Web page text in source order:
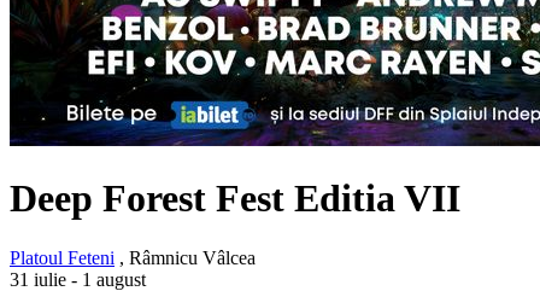
Deep Forest Fest Editia VII
Platoul Feteni , Râmnicu Vâlcea
31 iulie - 1 august